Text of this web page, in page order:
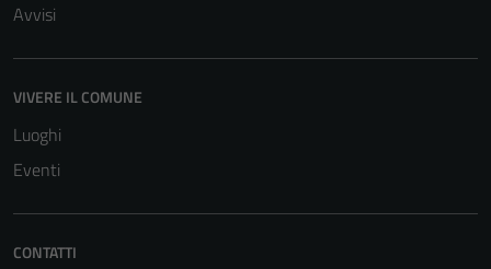
Avvisi
VIVERE IL COMUNE
Luoghi
Eventi
CONTATTI